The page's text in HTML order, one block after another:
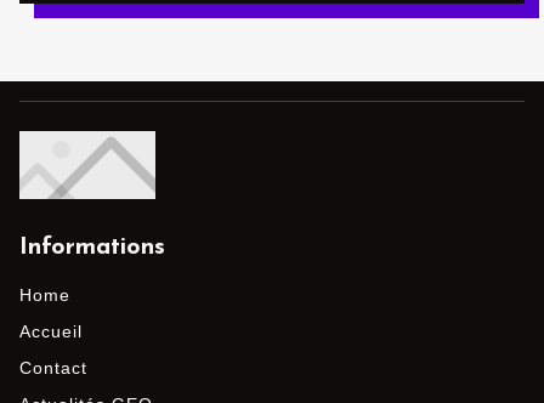
Informations
Home
Accueil
Contact